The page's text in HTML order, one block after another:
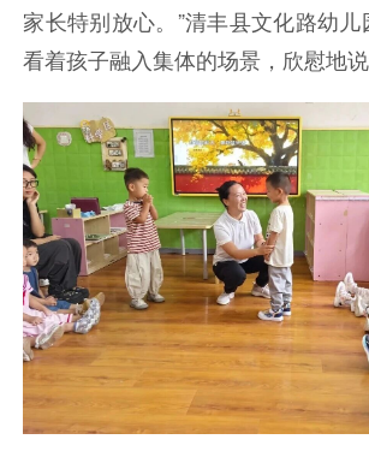
家长特别放心。”清丰县文化路幼
看着孩子融入集体的场景，欣慰地说